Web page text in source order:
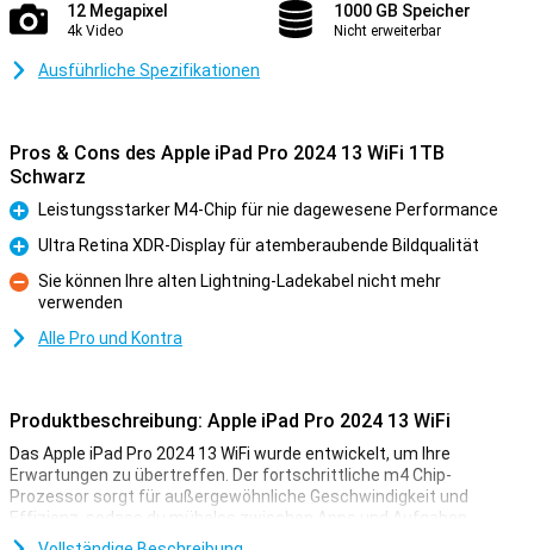
12 Megapixel
4k Video
1000 GB Speicher
Nicht erweiterbar
Ausführliche Spezifikationen
Pros & Cons des Apple iPad Pro 2024 13 WiFi 1TB
Schwarz
Pro
Leistungsstarker M4-Chip für nie dagewesene Performance
Pro
Ultra Retina XDR-Display für atemberaubende Bildqualität
Kontra
Sie können Ihre alten Lightning-Ladekabel nicht mehr
verwenden
Alle Pro und Kontra
Produktbeschreibung: Apple iPad Pro 2024 13 WiFi
Das Apple iPad Pro 2024 13 WiFi wurde entwickelt, um Ihre
Erwartungen zu übertreffen. Der fortschrittliche m4 Chip-
Prozessor sorgt für außergewöhnliche Geschwindigkeit und
Effizienz, sodass du mühelos zwischen Apps und Aufgaben
wechseln kannst. Egal, ob du eine komplexe